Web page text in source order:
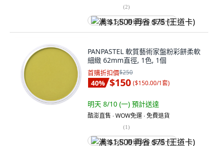
(2)
满 $1,500 再省 $75 (王道卡)
PANPASTEL 軟質藝術家盤粉彩餅柔軟
細緻 62mm直徑, 1色, 1個
首購折扣價$250
40% $150 ($150.00/1套)
明天 8/10 (一) 預計送達
酷澎直售 ∙ WOW免運 ∙ 免費退貨
(1)
满 $1,500 再省 $75 (王道卡)